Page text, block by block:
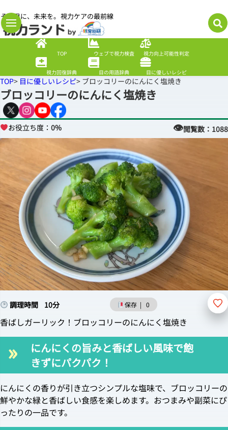
その目に、未来を。視力ケアの最前線
TOP ウェブで視力検査 視力向上可能性判定
視力回復辞典 目の用語辞典 目に優しいレシピ
TOP> 目に優しいレシピ> ブロッコリーのにんにく塩焼き
ブロッコリーのにんにく塩焼き
お役立ち度： 0% 👁閲覧数： 1088
調理時間 10分 保存| 0
香ばしガーリック！ブロッコリーのにんにく塩焼き
にんにくの旨みと香ばしい風味で飽
きずにパクパク！
にんにくの香りが引き立つシンプルな塩味で、ブロッコリーの
鮮やかな緑と香ばしい食感を楽しめます。おつまみや副菜にぴ
ったりの一品です。